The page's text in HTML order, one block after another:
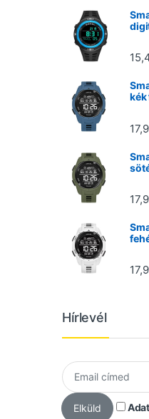
kék
Hírlevél
Elküld